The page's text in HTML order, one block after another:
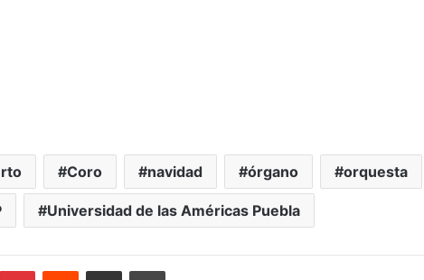
Coro navidad órgano orquesta
Universidad de las Américas Puebla
PinterestReddit Share via Email Print